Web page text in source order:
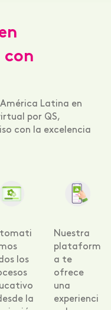
Latina en
por QS,
con la excelencia
los
la
Nuestra
plataform
a te
ofrece
una
experienci